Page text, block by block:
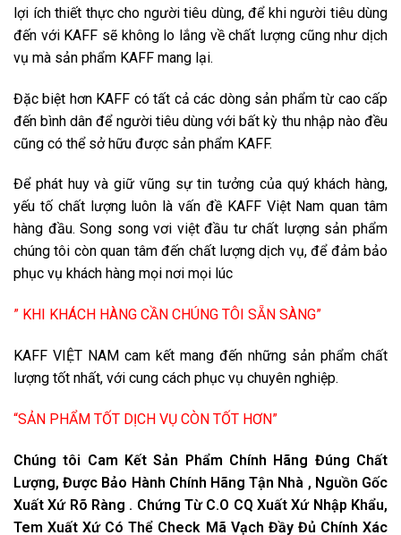
lợi ích thiết thực cho người tiêu dùng, để khi người tiêu dùng
đến với KAFF sẽ không lo lắng về chất lượng cũng như dịch
vụ mà sản phẩm KAFF mang lại.
Đặc biệt hơn KAFF có tất cả các dòng sản phẩm từ cao cấp
đến bình dân để người tiêu dùng với bất kỳ thu nhập nào đều
cũng có thể sở hữu được sản phẩm KAFF.
Để phát huy và giữ vũng sự tin tưởng của quý khách hàng,
yếu tố chất lượng luôn là vấn đề KAFF Việt Nam quan tâm
hàng đầu. Song song vơi việt đầu tư chất lượng sản phẩm
chúng tôi còn quan tâm đến chất lượng dịch vụ, để đảm bảo
phục vụ khách hàng mọi nơi mọi lúc
” KHI KHÁCH HÀNG CẦN CHÚNG TÔI SẴN SÀNG”
KAFF VIỆT NAM cam kết mang đến những sản phẩm chất
lượng tốt nhất, với cung cách phục vụ chuyên nghiệp.
“SẢN PHẨM TỐT DỊCH VỤ CÒN TỐT HƠN”
Chúng tôi Cam Kết Sản Phẩm Chính Hãng Đúng Chất
Lượng, Được Bảo Hành Chính Hãng Tận Nhà , Nguồn Gốc
Xuất Xứ Rõ Ràng . Chứng Từ C.O CQ Xuất Xứ Nhập Khẩu,
Tem Xuất Xứ Có Thể Check Mã Vạch Đầy Đủ Chính Xác